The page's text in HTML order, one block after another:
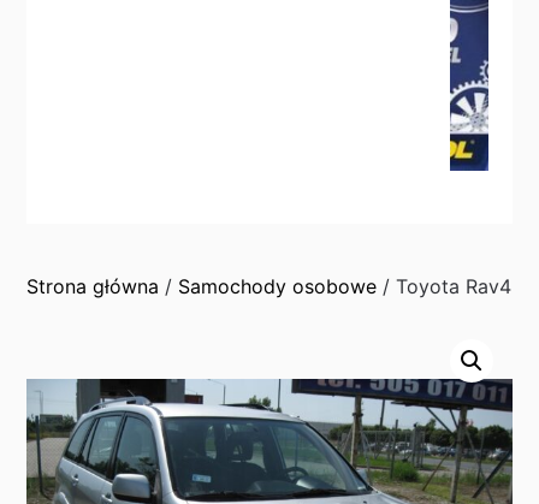
Strona główna / Samochody osobowe / Toyota Rav4